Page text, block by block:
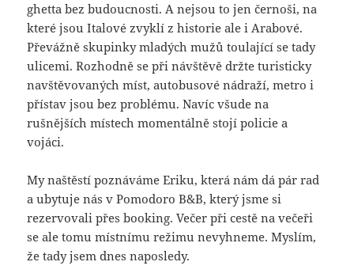
ghetta bez budoucnosti. A nejsou to jen černoši, na
které jsou Italové zvyklí z historie ale i Arabové.
Převážně skupinky mladých mužů toulající se tady
ulicemi. Rozhodně se při návštěvě držte turisticky
navštěvovaných míst, autobusové nádraží, metro i
přístav jsou bez problému. Navíc všude na
rušnějších místech momentálně stojí policie a
vojáci.
My naštěstí poznáváme Eriku, která nám dá pár rad
a ubytuje nás v Pomodoro B&B, který jsme si
rezervovali přes booking. Večer při cestě na večeři
se ale tomu místnímu režimu nevyhneme. Myslím,
že tady jsem dnes naposledy.